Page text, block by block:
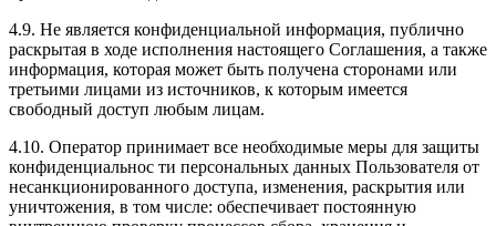
4.9. Не является конфиденциальной информация, публично
раскрытая в ходе исполнения настоящего Соглашения, а также
информация, которая может быть получена сторонами или
третьими лицами из источников, к которым имеется
свободный доступ любым лицам.
4.10. Оператор принимает все необходимые меры для защиты
конфиденциальнос ти персональных данных Пользователя от
несанкционированного доступа, изменения, раскрытия или
уничтожения, в том числе: обеспечивает постоянную